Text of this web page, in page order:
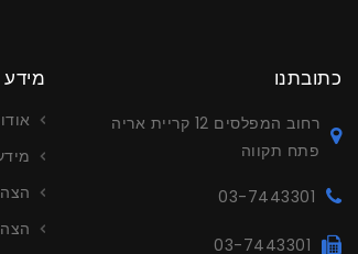
כתובתנו
רחוב המפלסים 12 קריית אריה
פתח תקווה
03-7443301
03-7443301
מידע